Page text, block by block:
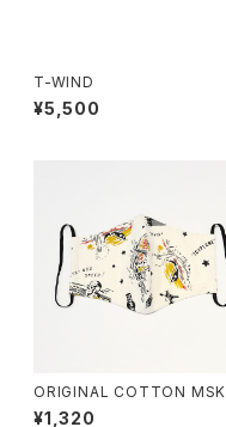
T-WIND
¥5,500
ORIGINAL COTTON MSK
¥1,320